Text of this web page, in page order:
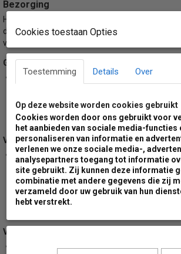
Bezorging
Hier onder kan je de beknopte informatie over
doornemen. Voor uitgebreide informatie betreft
verwijzen we je naar onze algemene
Geschatte levertijd:
De levertijd van dit product kan varieëren
afwijken. Wil je de levertijd weten voordat je
dan contact met ons op via ons
Verzendmethode:
Dit product wordt tot en met een aantal van
per DPD koerriersdiensten. Voor bestellingen
artikelen zal de levering uitgevoerd worden
transport. Hierbij dien je er rekening mee te
Verzendkosten:
Cookies toestaan Opties
Toestemming Details Over
Op deze website worden cookies gebruikt
Cookies worden door ons gebruikt voor
het aanbieden van sociale media-functies
personaliseren van informatie en
verlenen we onze sociale media-,
analysepartners toegang tot informatie
site gebruikt. Zij kunnen deze informatie
combinatie met andere gegevens die zij
verzameld door uw gebruik van hun
hebt verstrekt.